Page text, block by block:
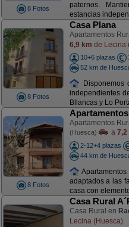
8 Fotos
paternos.
estancias
8 Fotos
Casa Plana
Apartamentos
6,9 km de Lecina
10+6 plazas
52 km de
Disponemos
independientes
Bllancas y Lo
8 Fotos
Apartamentos
(Huesca) a 7,2
2-12+4 plazas
44 km de
adaptados a las
casa con
Casa Rural
Casa Rural en
Lecina (Huesca)